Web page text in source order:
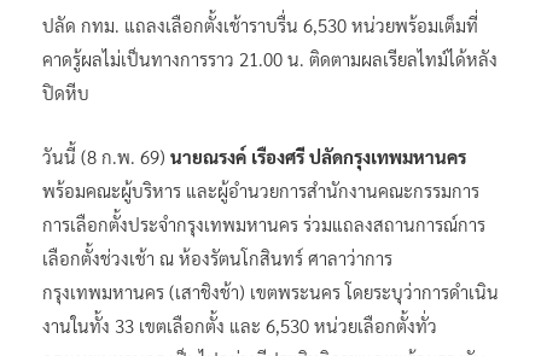
ปลัด กทม. แถลงเลือกตั้งเช้าราบรื่น 6,530 หน่วยพร้อมเต็มที่
คาดรู้ผลไม่เป็นทางการราว 21.00 น. ติดตามผลเรียลไทม์ได้หลัง
ปิดหีบ
วันนี้ (8 ก.พ. 69) นายณรงค์ เรืองศรี ปลัดกรุงเทพมหานคร
พร้อมคณะผู้บริหาร และผู้อำนวยการสำนักงานคณะกรรมการ
การเลือกตั้งประจำกรุงเทพมหานคร ร่วมแถลงสถานการณ์การ
เลือกตั้งช่วงเช้า ณ ห้องรัตนโกสินทร์ ศาลาว่าการ
กรุงเทพมหานคร (เสาชิงช้า) เขตพระนคร โดยระบุว่าการดำเนิน
งานในทั้ง 33 เขตเลือกตั้ง และ 6,530 หน่วยเลือกตั้งทั่ว